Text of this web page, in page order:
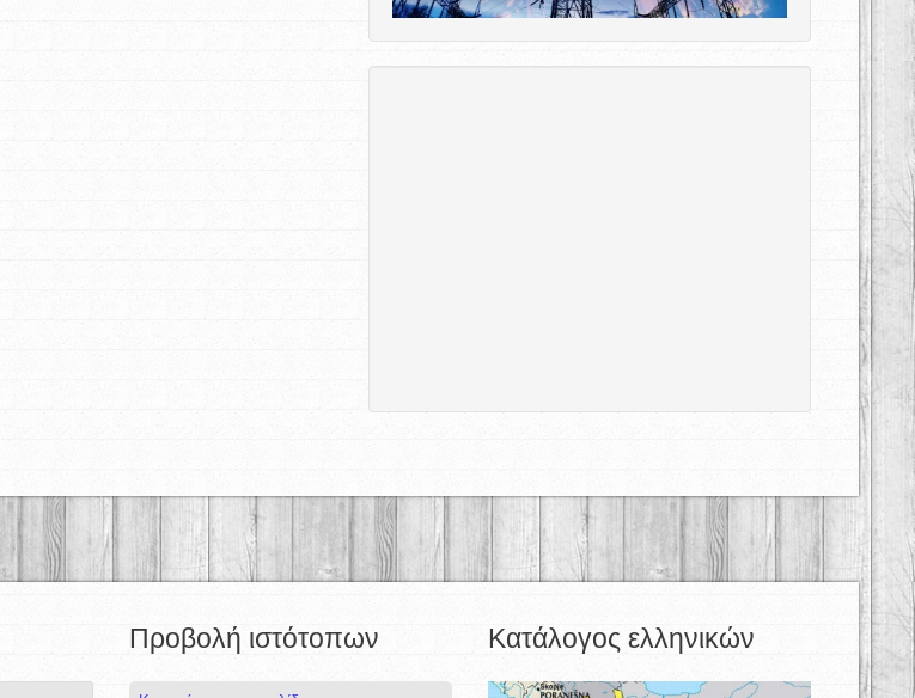
Προβολή ιστότοπων Κατάλογος ελληνικών